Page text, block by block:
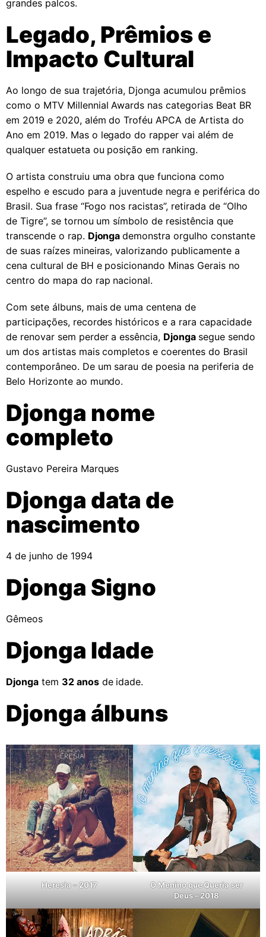
grandes palcos.
Legado, Prêmios e
Impacto Cultural
Ao longo de sua trajetória, Djonga acumulou prêmios
como o MTV Millennial Awards nas categorias Beat BR
em 2019 e 2020, além do Troféu APCA de Artista do
Ano em 2019. Mas o legado do rapper vai além de
qualquer estatueta ou posição em ranking.
O artista construiu uma obra que funciona como
espelho e escudo para a juventude negra e periférica do
Brasil. Sua frase “Fogo nos racistas”, retirada de “Olho
de Tigre”, se tornou um símbolo de resistência que
transcende o rap. Djongademonstra orgulho constante
de suas raízes mineiras, valorizando publicamente a
cena cultural de BH e posicionando Minas Gerais no
centro do mapa do rap nacional.
Com sete álbuns, mais de uma centena de
participações, recordes históricos e a rara capacidade
de renovar sem perder a essência, Djonga segue sendo
um dos artistas mais completos e coerentes do Brasil
contemporâneo. De um sarau de poesia na periferia de
Belo Horizonte ao mundo.
Djonga nome
completo
Gustavo Pereira Marques
Djonga data de
nascimento
4 de junho de 1994
Djonga Signo
Gêmeos
Djonga Idade
Djongatem 32 anosde idade.
Djonga álbuns
Heresia–2017
O Menino que Queria ser
Deus – 2018